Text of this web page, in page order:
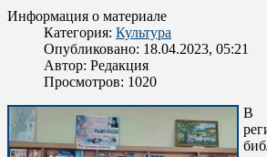
Информация о материале
Категория: Культура
Опубликовано: 18.04.2023, 05:21
Автор: Редакция
Просмотров: 1020
В